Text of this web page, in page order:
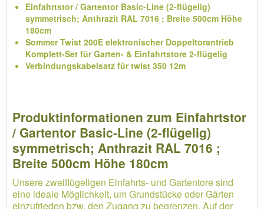
Einfahrtstor / Gartentor Basic-Line (2-flügelig)
symmetrisch; Anthrazit RAL 7016 ; Breite 500cm Höhe
180cm
Sommer Twist 200E elektronischer Doppeltorantrieb
Komplett-Set für Garten- & Einfahrtstore 2-flügelig
Verbindungskabelsatz für twist 350 12m
Produktinformationen zum Einfahrtstor
/ Gartentor Basic-Line (2-flügelig)
symmetrisch; Anthrazit RAL 7016 ;
Breite 500cm Höhe 180cm
Unsere zweiflügeligen Einfahrts- und Gartentore sind
eine ideale Möglichkeit, um Grundstücke oder Gärten
einzufrieden bzw. den Zugang zu begrenzen. Auf der